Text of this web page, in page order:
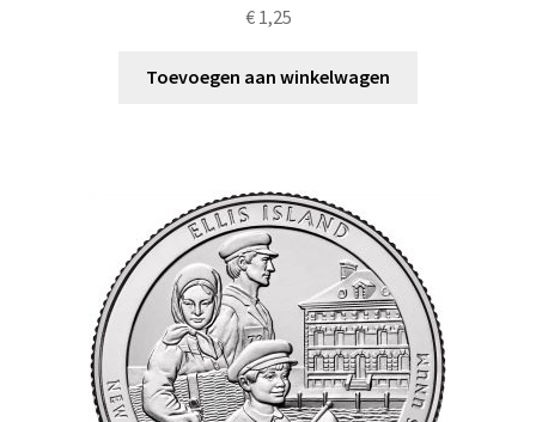
€1,25
Toevoegen aan winkelwagen